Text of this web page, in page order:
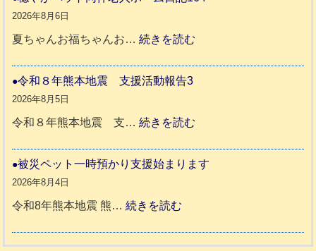
援
市
氷
城
市
市
2026年8月6日
夏ちゃんお福ちゃんお…続きを読む
ト
人
令和８年熊本地震 支援活動報告3
2026年8月5日
令和８年熊本地震 支…続きを読む
和
被災ペット一時預かり支援始まります
2026年8月4日
令和8年熊本地震 熊…続きを読む
災